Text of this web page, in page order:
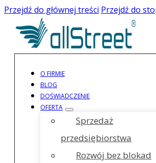
Przejdź do głównej treści Przejdź do
O FIRMIE
BLOG
DOŚWIADCZENIE
OFERTA
Sprzedaż
przedsiębiorstwa
Rozwój bez blokad